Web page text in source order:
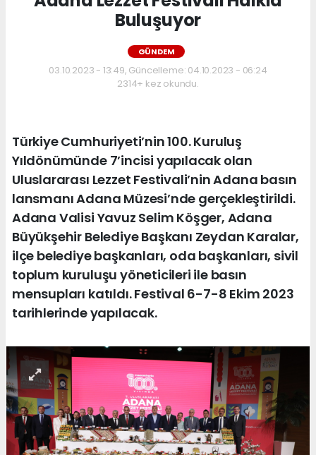
Buluşuyor
GÜNDEM
03.10.2023 - 13:49, Güncelleme: 04.10.2023 - 06:24
2314+ kez okundu.
Türkiye Cumhuriyeti’nin 100. Kuruluş
Yıldönümünde 7’incisi yapılacak olan
Uluslararası Lezzet Festivali’nin Adana basın
lansmanı Adana Müzesi’nde gerçekleştirildi.
Adana Valisi Yavuz Selim Köşger, Adana
Büyükşehir Belediye Başkanı Zeydan Karalar,
ilçe belediye başkanları, oda başkanları, sivil
toplum kuruluşu yöneticileri ile basın
mensupları katıldı. Festival 6-7-8 Ekim 2023
tarihlerinde yapılacak.